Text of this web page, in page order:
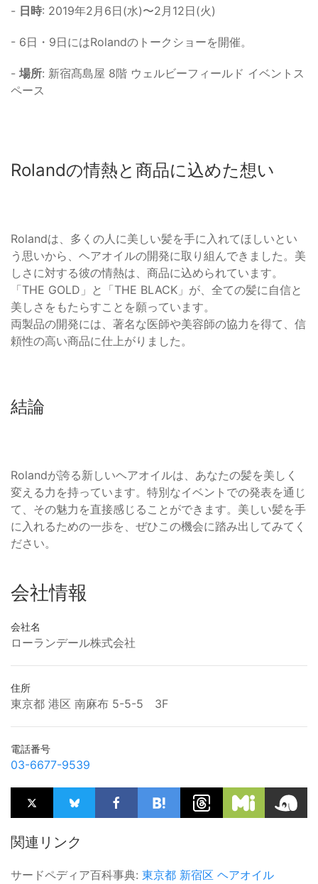
- 日時: 2019年2月6日(水)〜2月12日(火)
- 6日・9日にはRolandのトークショーを開催。
- 場所: 新宿髙島屋 8階 ウェルビーフィールド イベントス
ペース
Rolandの情熱と商品に込めた想い
Rolandは、多くの人に美しい髪を手に入れてほしいとい
う思いから、ヘアオイルの開発に取り組んできました。美
しさに対する彼の情熱は、商品に込められています。
「THE GOLD」と「THE BLACK」が、全ての髪に自信と
美しさをもたらすことを願っています。
両製品の開発には、著名な医師や美容師の協力を得て、信
頼性の高い商品に仕上がりました。
結論
Rolandが誇る新しいヘアオイルは、あなたの髪を美しく
変える力を持っています。特別なイベントでの発表を通じ
て、その魅力を直接感じることができます。美しい髪を手
に入れるための一歩を、ぜひこの機会に踏み出してみてく
ださい。
会社情報
会社名
ローランデール株式会社
住所
東京都 港区 南麻布 5-5-5 3F
電話番号
03-6677-9539
関連リンク
サードペディア百科事典: 東京都 新宿区 ヘアオイル